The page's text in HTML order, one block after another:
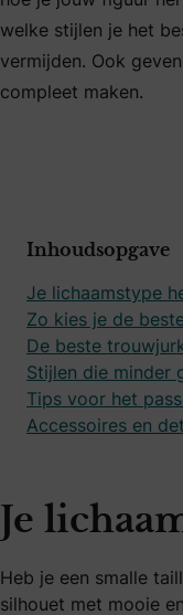
welke stijlen je het
vermijden. Ook
compleet maken.
Inhoudsopgave
Je lichaamstype
Zo kies je de
De beste
Stijlen die minder
Tips voor het
Accessoires en
Je
Heb je een smalle
silhouet met mooie